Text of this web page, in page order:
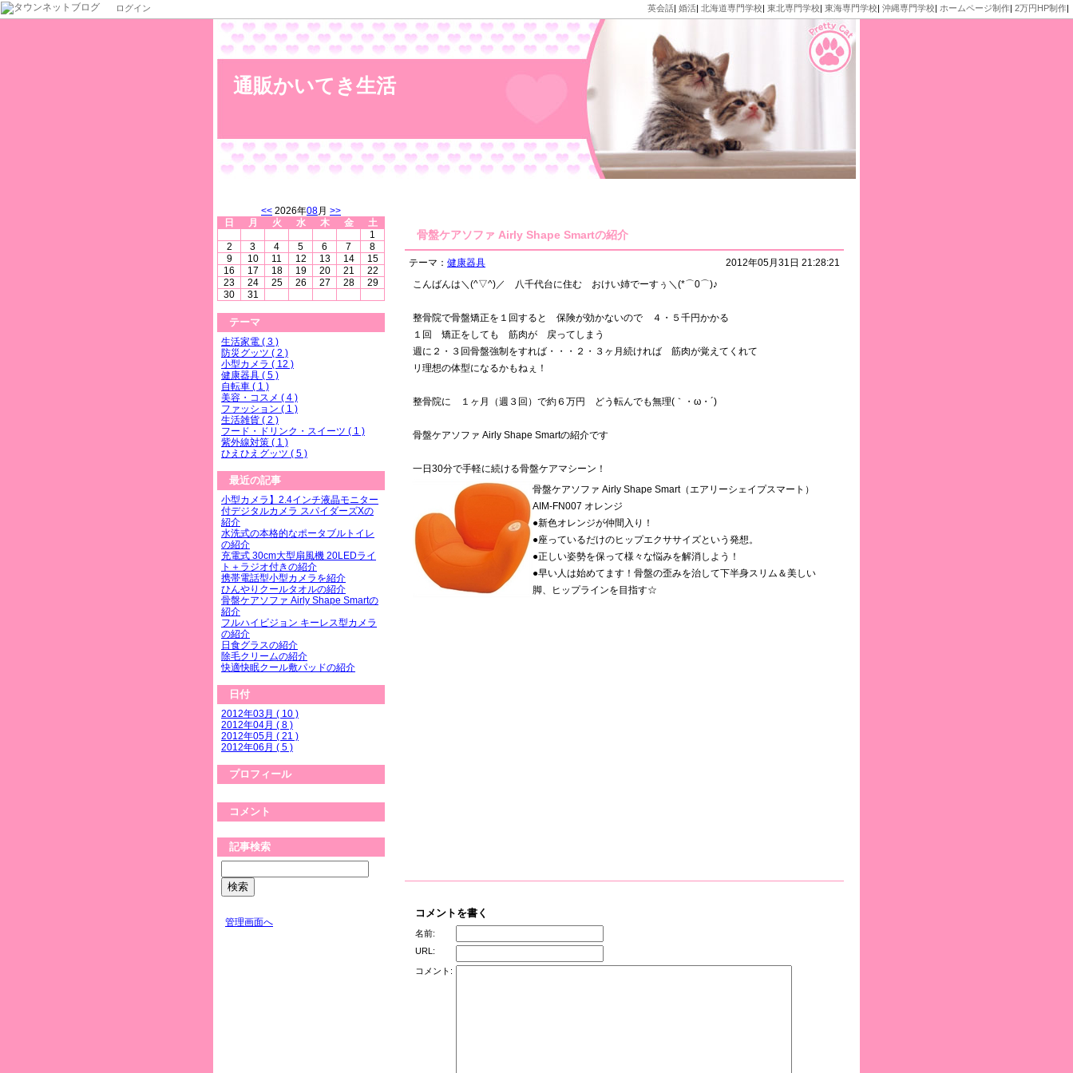
ログイン 英会話| 婚活| 北海道専門学校| 東北専門学校| 東海専門学校| 沖縄専門学校| ホームページ制作| 2万円HP制作|
通販かいてき生活
骨盤ケアソファ Airly Shape Smartの紹介
2012年05月31日 21:28:21
テーマ： 健康器具
こんばんは＼(^▽^)／ 八千代台に住む おけい姉でーすぅ＼(*⌒0⌒)♪
整骨院で骨盤矯正を１回すると 保険が効かないので ４・５千円かかる
１回 矯正をしても 筋肉が 戻ってしまう
週に２・３回骨盤強制をすれば・・・２・３ヶ月続ければ 筋肉が覚えてくれて
リ理想の体型になるかもねぇ！
整骨院に １ヶ月（週３回）で約６万円 どう転んでも無理(｀・ω・´)
骨盤ケアソファ Airly Shape Smartの紹介です
一日30分で手軽に続ける骨盤ケアマシーン！
骨盤ケアソファ Airly Shape Smart（エアリーシェイプスマート）
AIM-FN007 オレンジ
●新色オレンジが仲間入り！
●座っているだけのヒップエクササイズという発想。
●正しい姿勢を保って様々な悩みを解消しよう！
●早い人は始めてます！骨盤の歪みを治して下半身スリム＆美しい
脚、ヒップラインを目指す☆
コメントを書く
名前:
URL:
コメント:
<< 2026年08月 >>
日
月 火 水 木 金
土
1
2
3 4 5 6 7
8
9
10 11 12 13 14
15
16
17 18 19 20 21
22
23
24 25 26 27 28
29
30
31
テーマ
生活家電 ( 3 )
防災グッツ ( 2 )
小型カメラ ( 12 )
健康器具 ( 5 )
自転車 ( 1 )
美容・コスメ ( 4 )
ファッション ( 1 )
生活雑貨 ( 2 )
フード・ドリンク・スイーツ ( 1 )
紫外線対策 ( 1 )
ひえひえグッツ ( 5 )
最近の記事
小型カメラ】2.4インチ液晶モニター
付デジタルカメラ スパイダーズXの
紹介
水洗式の本格的なポータブルトイレ
の紹介
充電式 30cm大型扇風機 20LEDライ
ト＋ラジオ付きの紹介
携帯電話型小型カメラを紹介
ひんやりクールタオルの紹介
骨盤ケアソファ Airly Shape Smartの
紹介
フルハイビジョン キーレス型カメラ
の紹介
日食グラスの紹介
除毛クリームの紹介
快適快眠クール敷パッドの紹介
日付
2012年03月 ( 10 )
2012年04月 ( 8 )
2012年05月 ( 21 )
2012年06月 ( 5 )
プロフィール
コメント
記事検索
管理画面へ